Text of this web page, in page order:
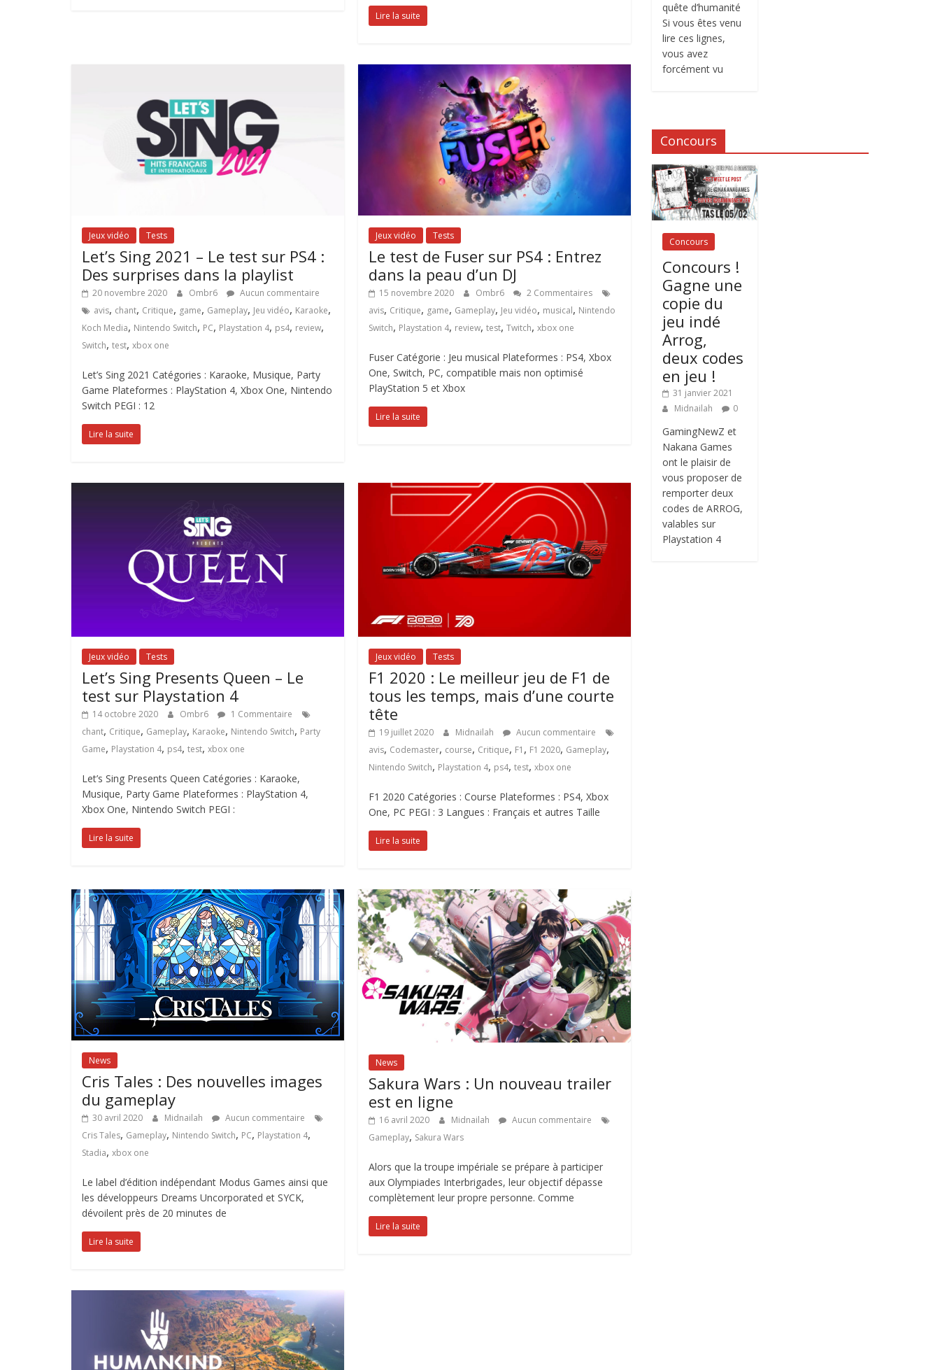
Lire la suite
Jeux vidéo Tests
Let’s Sing 2021 – Le test sur PS4 :
Des surprises dans la playlist
20 novembre 2020 Ombr6
Aucun commentaire
avis, chant, Critique, game, Gameplay, Jeu vidéo, Karaoke,
Koch Media, Nintendo Switch, PC, Playstation 4, ps4, review,
Switch, test, xbox one
Let’s Sing 2021 Catégories : Karaoke, Musique, Party
Game Plateformes : PlayStation 4, Xbox One, Nintendo
Switch PEGI : 12
Lire la suite
Jeux vidéo Tests
Le test de Fuser sur PS4 : Entrez
dans la peau d’un DJ
15 novembre 2020 Ombr6
2 Commentaires
avis, Critique, game, Gameplay, Jeu vidéo, musical, Nintendo
Switch, Playstation 4, review,test,Twitch,xbox one
Fuser Catégorie : Jeu musical Plateformes : PS4, Xbox
One, Switch, PC, compatible mais non optimisé
PlayStation 5 et Xbox
Lire la suite
Jeux vidéo Tests
Let’s Sing Presents Queen – Le
test sur Playstation 4
14 octobre 2020 Ombr6
1 Commentaire
chant, Critique, Gameplay, Karaoke, Nintendo Switch, Party
Game, Playstation 4, ps4, test, xbox one
Let’s Sing Presents Queen Catégories : Karaoke,
Musique, Party Game Plateformes : PlayStation 4,
Xbox One, Nintendo Switch PEGI :
Lire la suite
Jeux vidéo Tests
F1 2020 : Le meilleur jeu de F1 de
tous les temps, mais d’une courte
tête
19 juillet 2020 Midnailah
Aucun commentaire
avis, Codemaster, course, Critique, F1 , F1 2020, Gameplay,
Nintendo Switch, Playstation 4, ps4,test,xbox one
F1 2020 Catégories : Course Plateformes : PS4, Xbox
One, PC PEGI : 3 Langues : Français et autres Taille
Lire la suite
News
Cris Tales : Des nouvelles images
du gameplay
30 avril 2020 Midnailah
Aucun commentaire
Cris Tales, Gameplay, Nintendo Switch, PC, Playstation 4,
Stadia, xbox one
Le label d’édition indépendant Modus Games ainsi que
les développeurs Dreams Uncorporated et SYCK,
dévoilent près de 20 minutes de
Lire la suite
News
Sakura Wars : Un nouveau trailer
est en ligne
16 avril 2020 Midnailah
Aucun commentaire
Gameplay, Sakura Wars
Alors que la troupe impériale se prépare à participer
aux Olympiades Interbrigades, leur objectif dépasse
complètement leur propre personne. Comme
Lire la suite
quête d’humanité
Si vous êtes venu
lire ces lignes,
vous avez
forcément vu
Concours
Concours
Concours !
Gagne une
copie du
jeu indé
Arrog,
deux codes
en jeu !
31 janvier 2021
Midnailah
0
GamingNewZ et
Nakana Games
ont le plaisir de
vous proposer de
remporter deux
codes de ARROG,
valables sur
Playstation 4